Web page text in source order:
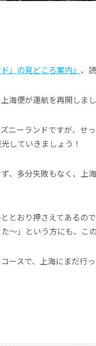
」の見どころ案内』 、
海便が運航を再開しまし
ニーランドですが、せ
していきましょう！
、多分失敗もなく、上
おり押さえてあるの
〜」という方にも、こ
ースで、上海にまだ行